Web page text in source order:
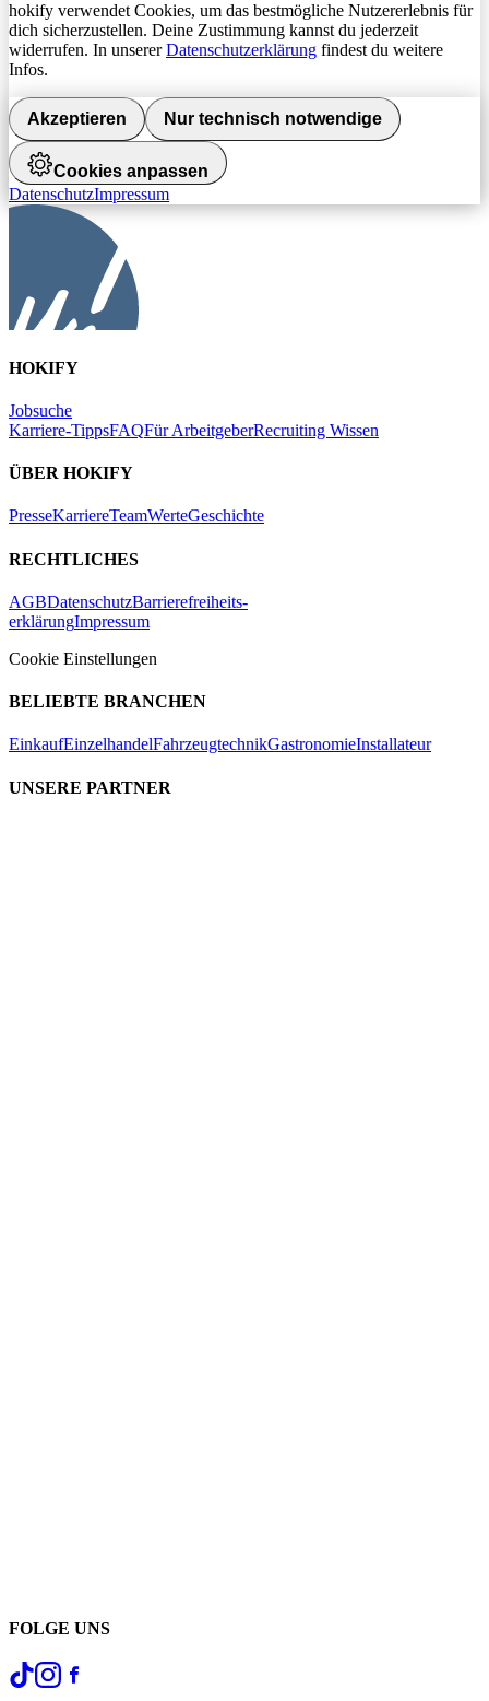
hokify verwendet Cookies, um das bestmögliche Nutzererlebnis für
dich sicherzustellen. Deine Zustimmung kannst du jederzeit
widerrufen. In unsererDatenschutzerklärung findest du weitere
Infos.
Akzeptieren Nur technisch notwendige
Cookies anpassen
DatenschutzImpressum
HOKIFY
Jobsuche
Karriere-TippsFAQFür ArbeitgeberRecruiting Wissen
ÜBER HOKIFY
PresseKarriereTeamWerteGeschichte
RECHTLICHES
AGBDatenschutzBarrierefreiheits-
erklärungImpressum
Cookie Einstellungen
BELIEBTE BRANCHEN
EinkaufEinzelhandelFahrzeugtechnikGastronomieInstallateur
UNSERE PARTNER
FOLGE UNS